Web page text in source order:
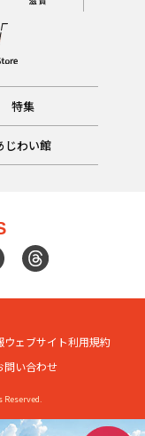
特集
じわい館
ウェブサイト利用規約
問い合わせ
Reserved.